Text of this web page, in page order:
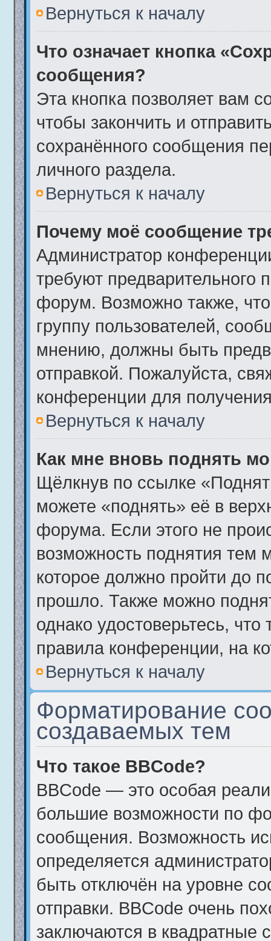
Вернуться к началу
Что означает кнопка
сообщения?
Эта кнопка позволяет вам
чтобы закончить и
сохранённого сообщения
личного раздела.
Вернуться к началу
Почему моё сообщение
Администратор
требуют предварительного
форум. Возможно также,
группу пользователей,
мнению, должны быть
отправкой. Пожалуйста,
конференции для
Вернуться к началу
Как мне вновь поднять
Щёлкнув по ссылке
можете «поднять» её в
форума. Если этого не
возможность поднятия тем
которое должно пройти до
прошло. Также можно
однако удостоверьтесь,
правила конференции, на
Вернуться к началу
Форматирование
создаваемых тем
Что такое BBCode?
BBCode — это особая
большие возможности по
сообщения. Возможность
определяется
быть отключён на уровне
отправки. BBCode очень
заключаются в квадратные